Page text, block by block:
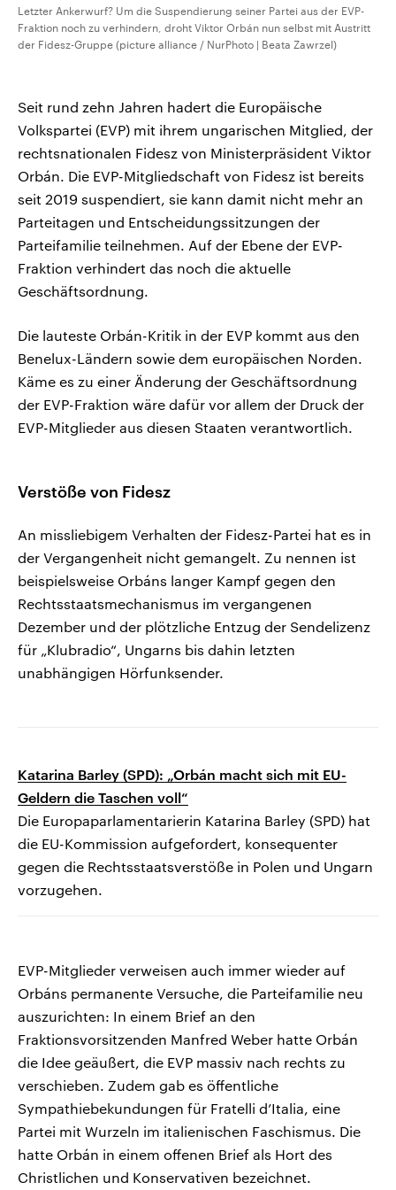
Letzter Ankerwurf? Um die Suspendierung seiner Partei aus der EVP-
Fraktion noch zu verhindern, droht Viktor Orbán nun selbst mit Austritt
der Fidesz-Gruppe (picture alliance / NurPhoto | Beata Zawrzel)
Seit rund zehn Jahren hadert die Europäische
Volkspartei (EVP) mit ihrem ungarischen Mitglied, der
rechtsnationalen Fidesz von Ministerpräsident Viktor
Orbán. Die EVP-Mitgliedschaft von Fidesz ist bereits
seit 2019 suspendiert, sie kann damit nicht mehr an
Parteitagen und Entscheidungssitzungen der
Parteifamilie teilnehmen. Auf der Ebene der EVP-
Fraktion verhindert das noch die aktuelle
Geschäftsordnung.
Die lauteste Orbán-Kritik in der EVP kommt aus den
Benelux-Ländern sowie dem europäischen Norden.
Käme es zu einer Änderung der Geschäftsordnung
der EVP-Fraktion wäre dafür vor allem der Druck der
EVP-Mitglieder aus diesen Staaten verantwortlich.
Verstöße von Fidesz
An missliebigem Verhalten der Fidesz-Partei hat es in
der Vergangenheit nicht gemangelt. Zu nennen ist
beispielsweise Orbáns langer Kampf gegen den
Rechtsstaatsmechanismus im vergangenen
Dezember und der plötzliche Entzug der Sendelizenz
für „Klubradio“, Ungarns bis dahin letzten
unabhängigen Hörfunksender.
Katarina Barley (SPD): „Orbán macht sich mit EU-
Geldern die Taschen voll“
Die Europaparlamentarierin Katarina Barley (SPD) hat
die EU-Kommission aufgefordert, konsequenter
gegen die Rechtsstaatsverstöße in Polen und Ungarn
vorzugehen.
EVP-Mitglieder verweisen auch immer wieder auf
Orbáns permanente Versuche, die Parteifamilie neu
auszurichten: In einem Brief an den
Fraktionsvorsitzenden Manfred Weber hatte Orbán
die Idee geäußert, die EVP massiv nach rechts zu
verschieben. Zudem gab es öffentliche
Sympathiebekundungen für Fratelli d’Italia, eine
Partei mit Wurzeln im italienischen Faschismus. Die
hatte Orbán in einem offenen Brief als Hort des
Christlichen und Konservativen bezeichnet.